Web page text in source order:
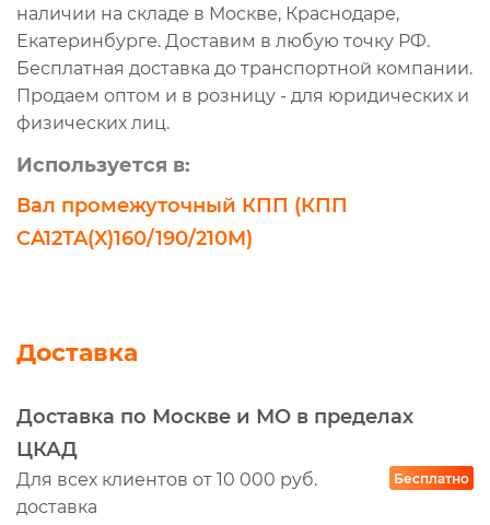
наличии на складе в Москве, Краснодаре,
Екатеринбурге. Доставим в любую точку РФ.
Бесплатная доставка до транспортной компании.
Продаем оптом и в розницу - для юридических и
физических лиц.
Используется в:
Вал промежуточный КПП (КПП
CA12TA(X)160/190/210M)
Доставка
Доставка по Москве и МО в пределах
ЦКАД
Для всех клиентов от 10 000 руб.
доставка
Бесплатно